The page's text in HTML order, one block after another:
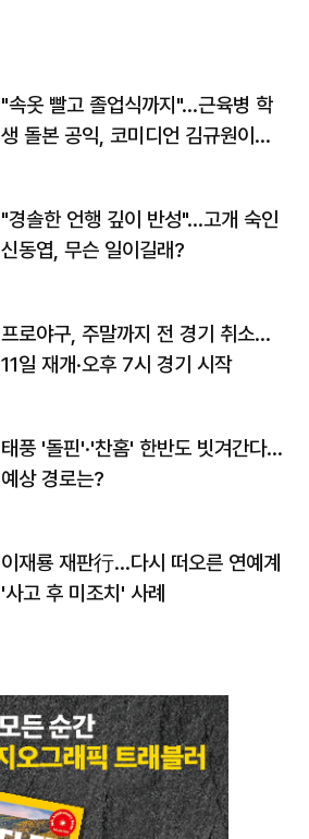
"속옷 빨고 졸업식까지"…근육병 학
생 돌본 공익, 코미디언 김규원이었
"경솔한 언행 깊이 반성"…고개 숙인
신동엽, 무슨 일이길래?
프로야구, 주말까지 전 경기 취소…
11일 재개·오후 7시 경기 시작
태풍 '돌핀'·'찬홈' 한반도 빗겨간다…
예상 경로는?
이재룡 재판行…다시 떠오른 연예계
'사고 후 미조치' 사례